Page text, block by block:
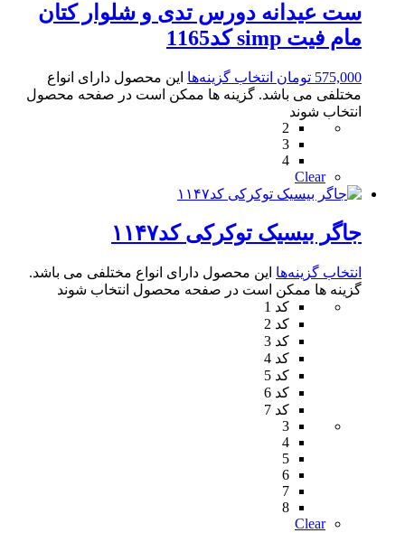
ست عیدانه دورس تدی و‌ شلوار کتان
مام فیت simp کد1165
575,000 تومان انتخاب گزینه‌ها این محصول دارای انواع
مختلفی می باشد. گزینه ها ممکن است در صفحه محصول
انتخاب شوند
2
3
4
Clear
جاگر بیسیک توکرکی کد۱۱۴۷
انتخاب گزینه‌ها این محصول دارای انواع مختلفی می باشد.
گزینه ها ممکن است در صفحه محصول انتخاب شوند
کد 1
کد 2
کد 3
کد 4
کد 5
کد 6
کد 7
3
4
5
6
7
8
Clear